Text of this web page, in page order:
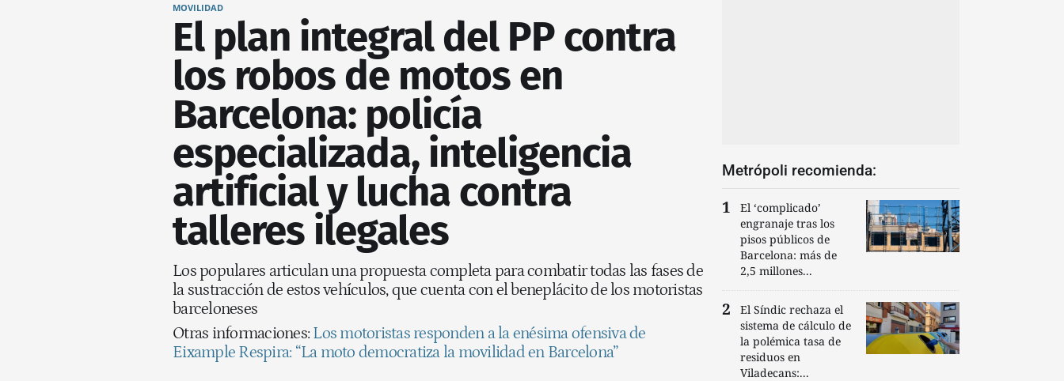
MOVILIDAD
El plan integral del PP contra
los robos de motos en
Barcelona: policía
especializada, inteligencia
artificial y lucha contra
talleres ilegales
Los populares articulan una propuesta completa para combatir todas las fases de
la sustracción de estos vehículos, que cuenta con el beneplácito de los motoristas
barceloneses
Otras informaciones: Los motoristas responden a la enésima ofensiva de
Eixample Respira: “La moto democratiza la movilidad en Barcelona”
Metrópoli recomienda:
El ‘complicado’
engranaje tras los
pisos públicos de
Barcelona: más de
2,5 millones...
El Síndic rechaza el
sistema de cálculo de
la polémica tasa de
residuos en
Viladecans:...